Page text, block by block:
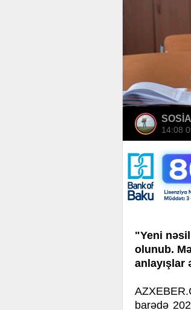
14:08
"Yeni
olunub.
anlayışlar
barədə